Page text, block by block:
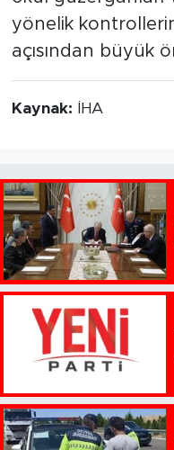
yönelik
açısından büyük
Kaynak: İHA